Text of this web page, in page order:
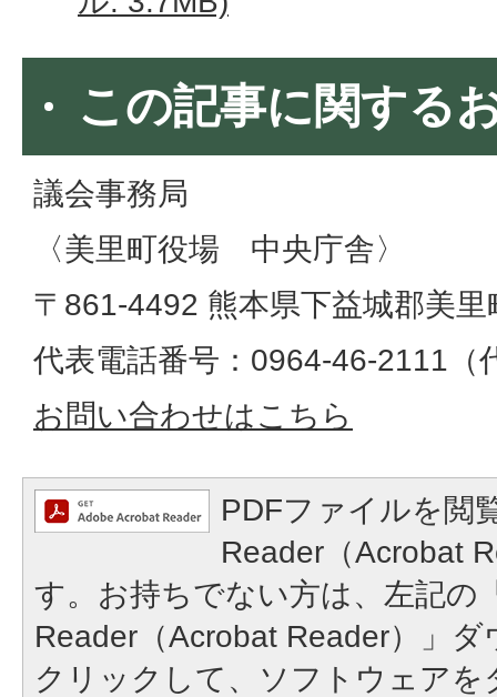
この記事に関する
議会事務局
〈美里町役場 中央庁舎〉
〒861-4492 熊本県下益城郡美
代表電話番号：0964-46-2111（
お問い合わせはこちら
PDFファイルを閲
Reader（Acrobat
す。お持ちでない方は、左記の
Reader（Acrobat Reader）」
クリックして、ソフトウェア